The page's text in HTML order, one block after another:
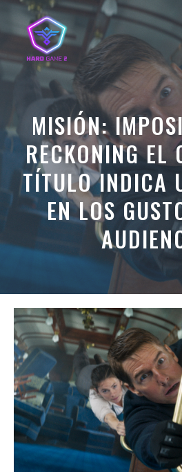
Saltar
contenido
MISIÓN:
RECKONING EL
TÍTULO INDICA
EN LOS